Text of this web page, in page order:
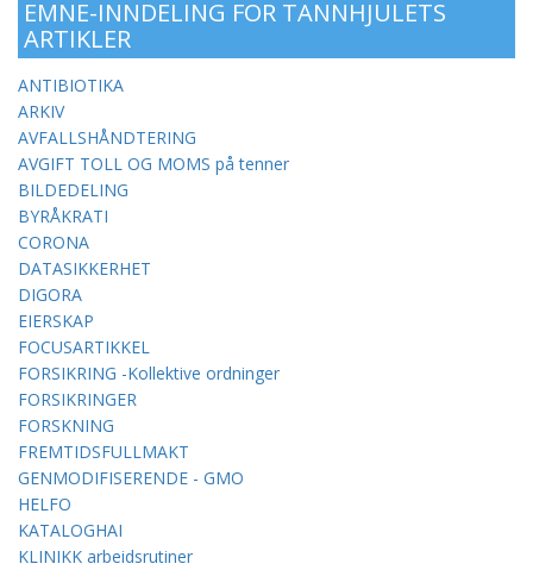
EMNE-INNDELING FOR TANNHJULETS
ARTIKLER
ANTIBIOTIKA
ARKIV
AVFALLSHÅNDTERING
AVGIFT TOLL OG MOMS på tenner
BILDEDELING
BYRÅKRATI
CORONA
DATASIKKERHET
DIGORA
EIERSKAP
FOCUSARTIKKEL
FORSIKRING -Kollektive ordninger
FORSIKRINGER
FORSKNING
FREMTIDSFULLMAKT
GENMODIFISERENDE - GMO
HELFO
KATALOGHAI
KLINIKK arbeidsrutiner